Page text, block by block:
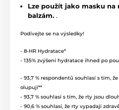
Lze použít jako masku na
balzám. .
Podívejte se na výsledky!
- 8-HR Hydratace*
- 135% zvýšení hydratace ihned po
- 93,7 % respondentů souhlasí s tím,
olupují**
- 93,7 % souhlasí s tím, že rty jsou
- 90,6 % souhlasí, že rty vypadají